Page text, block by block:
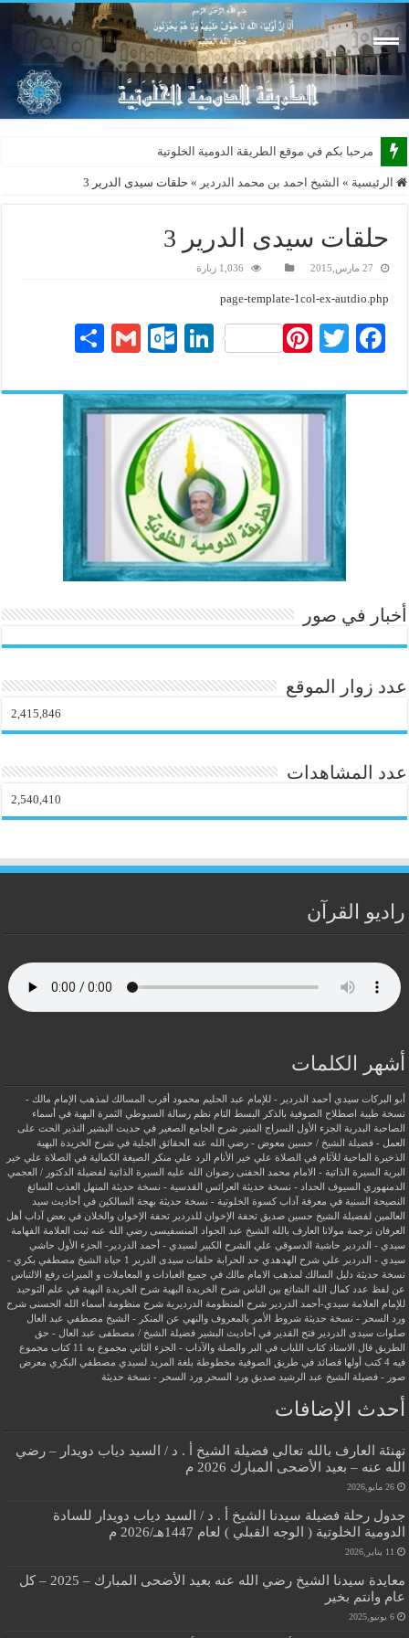
مرحبا بكم في موقع الطريقة الدومية الخلوتية بشكله ا
الرئيسية » الشيخ احمد بن محمد الدردير » حلقات سيدى الدرير 3
حلقات سيدى الدرير 3
27 مارس,2015 1,036 زيارة
page-template-1col-ex-autdio.php
Fa
bo
ok
T
tte
r
er
es
t
Li
ed
In
O
lo
ok
.c
o
m
G
ail
re
أخبار في صور
عدد زوار الموقع
2,415,846
عدد المشاهدات
2,540,410
راديو القرآن
أشهر الكلمات
أبو البركات سيدي أحمد الدردير - للإمام عبد الحليم محمود
أقرب المسالك لمذهب الإمام مالك -
نسخة طيبة اصطلاح الصوفية بالذكر البسط التام نظم رسالة السيوطي
الثمرة البهية في أسماء
الصاحبة البدرية
الجزء الأول السراج المنير شرح الجامع الصغير في حديث البشير النذير
الحث على
العمل - فضيلة الشيخ / حسين معوض - رضي الله عنه
الحقائق الجلية في شرح الخريدة البهية
الذخيرة الماحية للآثام في الصلاة علي خير الأنام
الرد علي منكر الصيغة الكمالية في الصلاة علي خير
البرية
السيرة الذاتية - الامام محمد الحفنى رضوان الله عليه
السيرة الذاتية لفضيلة الدكتور / العجمي
الدمنهوري
السيوف الحداد - نسخة حديثة العرائس القدسية - نسخة حديثة
المنهل العذب السائغ
النصيحة السنية في معرفة آداب كسوة الخلوتية - نسخة حديثة بهجة السالكين في أحاديث سيد
العالمين لفضيلة الشيخ حسين صديق
تحفة الإخوان للدردير تحفة الإخوان والخلان في بعض آداب أهل
العرفان ترجمة مولانا العارف بالله الشيخ عبد الجواد المنسفيسى رضي الله عنه ثبت العلامة الفهامة
سيدي - الدردير
حاشية الدسوقي علي الشرح الكبير لسيدي - أحمد الدردير- الجزء الأول حاشي
سيدي - الدردير علي شرح الهدهدي حد الحرابة حلقات سيدى الدرير 1
حياة الشيخ مصطفي بكري -
نسخة حديثة دليل السالك لمذهب الامام مالك في جميع العبادات و المعاملات و الميراث رفع الالتباس
عن لفظ عدد كمال الله الشائع بين الناس شرح الخريدة البهية شرح الخريدة البهية في علم التوحيد
للإمام العلامة سيدي-أحمد الدردير شرح المنظومة الدرديرية شرح منظومة أسماء الله الحسنى شرح
ورد السحر - نسخة حديثة شروط الأمر بالمعروف والنهي عن المنكر - الشيخ مصطفي عبد العال
صلوات سيدى الدردير فتح القدير في أحاديث البشير فضيلة الشيخ / مصطفى عبد العال - حق
الطريق
قال الاستاذ كتاب اللباب في البر والصلة والآداب - الجزء الثاني مجموع به 11 كتاب
مجموع
فيه 4 كتب أولها قصائد في طريق الصوفية
مخطوطة بلغة المريد لسيدي مصطفي البكري معرض
صور - فضيلة الشيخ عبد الرشيد صديق
ورد السحر ورد السحر - نسخة حديثة
أحدث الإضافات
تهنئة العارف بالله تعالي فضيلة الشيخ أ . د / السيد دياب دويدار – رضي
الله عنه – بعيد الأضحى المبارك 2026 م
26 مايو,2026
جدول رحلة فضيلة سيدنا الشيخ أ . د / السيد دياب دويدار للسادة
الدومية الخلوتية ( الوجه القبلي ) لعام 1447هـ/2026 م
11 يناير,2026
معايدة سيدنا الشيخ رضي الله عنه بعيد الأضحى المبارك – 2025 – كل
عام وانتم بخير
6 يونيو,2025